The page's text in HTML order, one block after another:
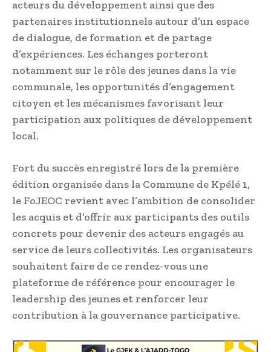
acteurs du développement ainsi que des
partenaires institutionnels autour d’un espace
de dialogue, de formation et de partage
d’expériences. Les échanges porteront
notamment sur le rôle des jeunes dans la vie
communale, les opportunités d’engagement
citoyen et les mécanismes favorisant leur
participation aux politiques de développement
local.
Fort du succès enregistré lors de la première
édition organisée dans la Commune de Kpélé 1,
le FoJEOC revient avec l’ambition de consolider
les acquis et d’offrir aux participants des outils
concrets pour devenir des acteurs engagés au
service de leurs collectivités. Les organisateurs
souhaitent faire de ce rendez-vous une
plateforme de référence pour encourager le
leadership des jeunes et renforcer leur
contribution à la gouvernance participative.